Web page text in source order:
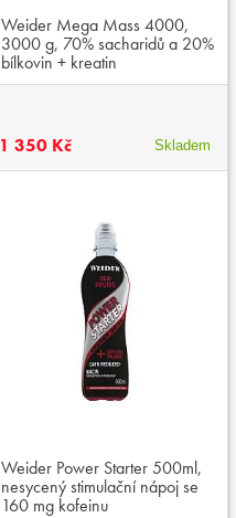
Weider Mega Mass 4000,
3000 g, 70% sacharidů a 20%
bílkovin + kreatin
1 350 Kč Skladem
Weider Power Starter 500ml,
nesycený stimulační nápoj se
160 mg kofeinu